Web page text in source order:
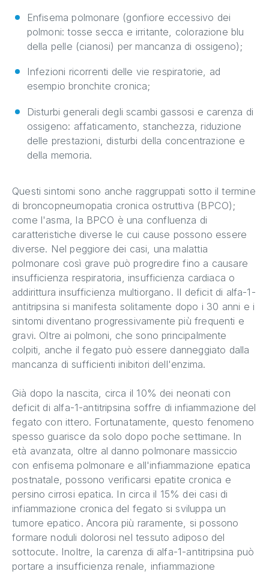
Enfisema polmonare (gonfiore eccessivo dei
polmoni: tosse secca e irritante, colorazione blu
della pelle (cianosi) per mancanza di ossigeno);
Infezioni ricorrenti delle vie respiratorie, ad
esempio bronchite cronica;
Disturbi generali degli scambi gassosi e carenza di
ossigeno: affaticamento, stanchezza, riduzione
delle prestazioni, disturbi della concentrazione e
della memoria.
Questi sintomi sono anche raggruppati sotto il termine
di broncopneumopatia cronica ostruttiva (BPCO);
come l'asma, la BPCO è una confluenza di
caratteristiche diverse le cui cause possono essere
diverse. Nel peggiore dei casi, una malattia
polmonare così grave può progredire fino a causare
insufficienza respiratoria, insufficienza cardiaca o
addirittura insufficienza multiorgano. Il deficit di alfa-1-
antitripsina si manifesta solitamente dopo i 30 anni e i
sintomi diventano progressivamente più frequenti e
gravi. Oltre ai polmoni, che sono principalmente
colpiti, anche il fegato può essere danneggiato dalla
mancanza di sufficienti inibitori dell'enzima.
Già dopo la nascita, circa il 10% dei neonati con
deficit di alfa-1-antitripsina soffre di infiammazione del
fegato con ittero. Fortunatamente, questo fenomeno
spesso guarisce da solo dopo poche settimane. In
età avanzata, oltre al danno polmonare massiccio
con enfisema polmonare e all'infiammazione epatica
postnatale, possono verificarsi epatite cronica e
persino cirrosi epatica. In circa il 15% dei casi di
infiammazione cronica del fegato si sviluppa un
tumore epatico. Ancora più raramente, si possono
formare noduli dolorosi nel tessuto adiposo del
sottocute. Inoltre, la carenza di alfa-1-antitripsina può
portare a insufficienza renale, infiammazione